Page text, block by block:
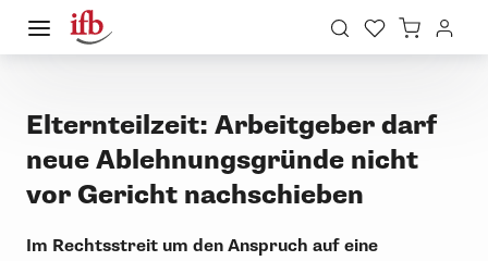
Elternteilzeit: Arbeitgeber darf
neue Ablehnungsgründe nicht
vor Gericht nachschieben
Im Rechtsstreit um den Anspruch auf eine